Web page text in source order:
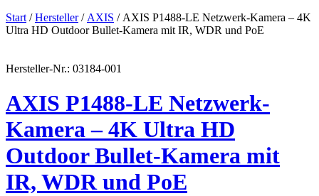
Start /Hersteller/ AXIS / AXIS P1488-LE Netzwerk-Kamera – 4K
Ultra HD Outdoor Bullet-Kamera mit IR, WDR und PoE
Hersteller-Nr.: 03184-001
AXIS P1488-LE Netzwerk-
Kamera – 4K Ultra HD
Outdoor Bullet-Kamera mit
IR, WDR und PoE